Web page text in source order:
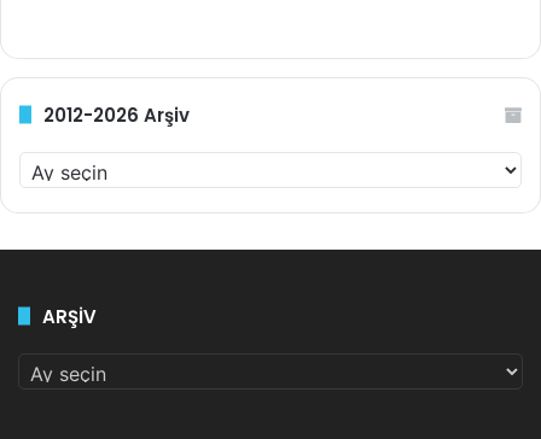
2012-2026 Arşiv
2012-
2026
Arşiv
ARŞİV
ARŞİV